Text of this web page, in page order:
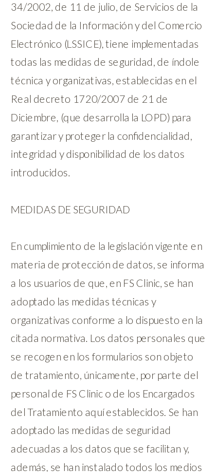
34/2002, de 11 de julio, de Servicios de la
Sociedad de la Información y del Comercio
Electrónico (LSSICE), tiene implementadas
todas las medidas de seguridad, de índole
técnica y organizativas, establecidas en el
Real decreto 1720/2007 de 21 de
Diciembre, (que desarrolla la LOPD) para
garantizar y proteger la confidencialidad,
integridad y disponibilidad de los datos
introducidos.
MEDIDAS DE SEGURIDAD
En cumplimiento de la legislación vigente en
materia de protección de datos, se informa
a los usuarios de que, en FS Clinic, se han
adoptado las medidas técnicas y
organizativas conforme a lo dispuesto en la
citada normativa. Los datos personales que
se recogen en los formularios son objeto
de tratamiento, únicamente, por parte del
personal de FS Clinic o de los Encargados
del Tratamiento aquí establecidos. Se han
adoptado las medidas de seguridad
adecuadas a los datos que se facilitan y,
además, se han instalado todos los medios